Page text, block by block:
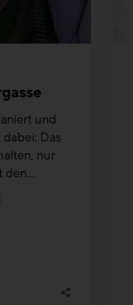
und
Das
nur
den...